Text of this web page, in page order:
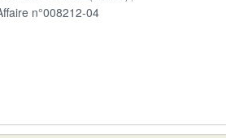
n°008212-04